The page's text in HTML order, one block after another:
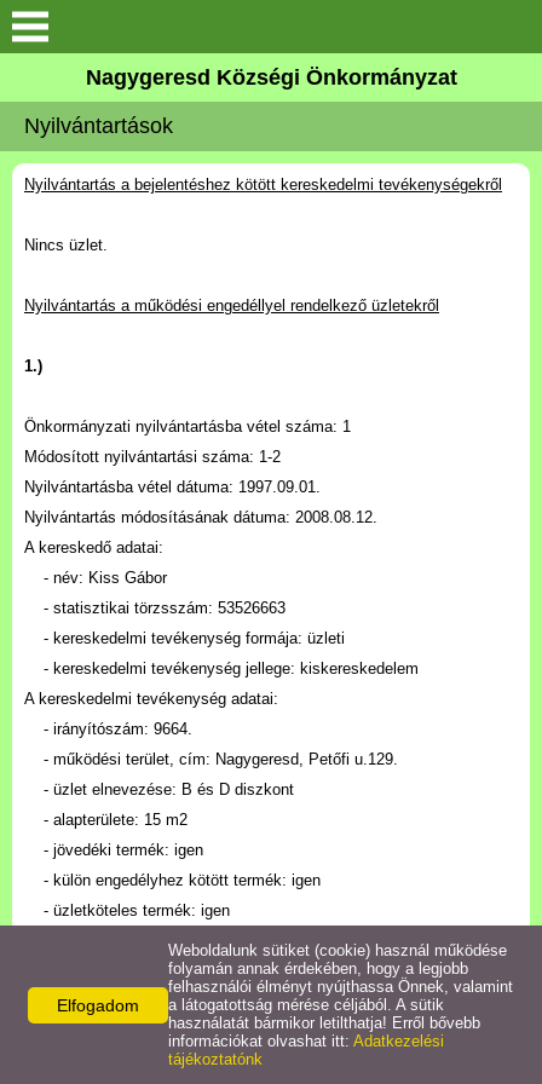
Keresés
Bemutatkozás
Elérhetőségek
Képek
Választási Információk
Pályázatok
Hírek
Határozatok/Rendeletek
Bursa Hungarica Pályázat
Nyilvántartások
Népszokások
Letöltések
Linkek
Nagygeresd Községi Önkormányzat
Nyilvántartások
Nyilvántartás a bejelentéshez kötött kereskedelmi tevékenységekről
Nincs üzlet.
Nyilvántartás a működési engedéllyel rendelkező üzletekről
1.)
Önkormányzati nyilvántartásba vétel száma: 1
Módosított nyilvántartási száma: 1-2
Nyilvántartásba vétel dátuma: 1997.09.01.
Nyilvántartás módosításának dátuma: 2008.08.12.
A kereskedő adatai:
- név: Kiss Gábor
- statisztikai törzsszám: 53526663
- kereskedelmi tevékenység formája: üzleti
- kereskedelmi tevékenység jellege: kiskereskedelem
A kereskedelmi tevékenység adatai:
- irányítószám: 9664.
- működési terület, cím: Nagygeresd, Petőfi u.129.
- üzlet elnevezése: B és D diszkont
- alapterülete: 15 m2
- jövedéki termék: igen
- külön engedélyhez kötött termék: igen
- üzletköteles termék: igen
- termékkör száma: 1, 1.2,1.3,1.7,1.8,1.9,1.10,1.11,2, 20,21
Önkormányzati nyilvántartásba vétel száma: 1/2015
Elfogadom
Weboldalunk sütiket (cookie) használ működése
folyamán annak érdekében, hogy a legjobb
felhasználói élményt nyújthassa Önnek, valamint
a látogatottság mérése céljából. A sütik
használatát bármikor letilthatja! Erről bővebb
információkat olvashat itt: Adatkezelési
tájékoztatónk